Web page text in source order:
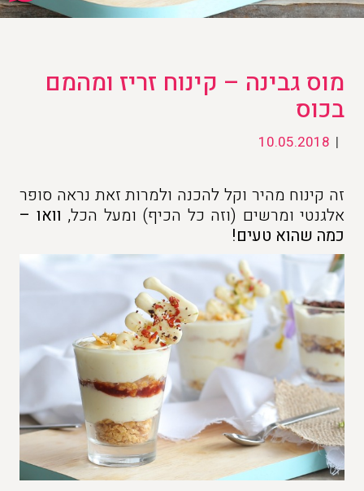
מוס גבינה – קינוח זריז ומהמם
בכוס
|
10.05.2018
זה קינוח מהיר וקל להכנה ולמרות זאת נראה סופר
אלגנטי ומרשים (וזה כל הכיף) ומעל הכל, וואו –
כמה שהוא טעים!